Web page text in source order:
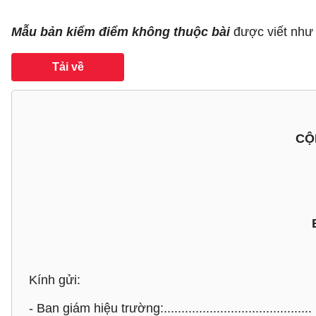
Mẫu bản kiểm điểm không thuộc bàiđược viết như
Tải về
Kính gửi:
- Ban giám hiệu trường:..........................................